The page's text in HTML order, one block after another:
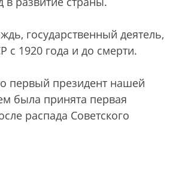
государственный деятель,
с 1920 года и до смерти.
первый президент нашей
была принята первая
распада Советского